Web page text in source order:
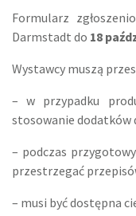
Formularz
Darmstadt do 18
Wystawcy muszą
– w przypadku
stosowanie dodatków
– podczas
przestrzegać
– musi być dostępna